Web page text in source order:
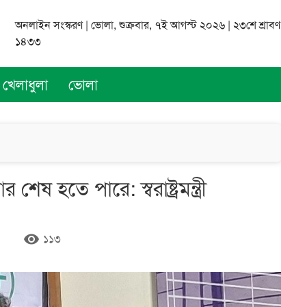
অনলাইন সংস্করণ | ভোলা, শুক্রবার, ৭ই আগস্ট ২০২৬ | ২৩শে শ্রাবণ
১৪৩৩
খেলাধুলা ভোলা
হতে পারে: স্বরাষ্ট্রমন্ত্রী
remove_red_eye ১১৩